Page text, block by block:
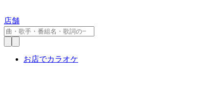
店舗
お店でカラオケ